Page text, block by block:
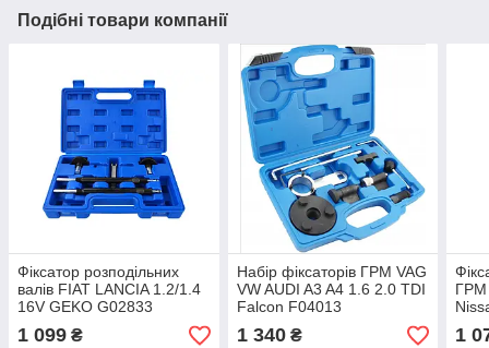
Подібні товари компанії
Фіксатор розподільних
валів FIAT LANCIA 1.2/1.4
16V GEKO G02833
1 099 ₴
Набір фіксаторів ГРМ VAG
VW AUDI A3 A4 1.6 2.0 TDI
Falcon F04013
1 340₴
ГРМ
1